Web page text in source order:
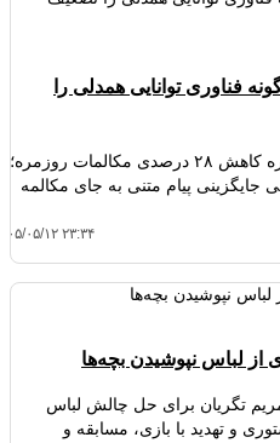
توانایی همدلی را
تحلیل گزارش نشریه آتلانتیک درباره کاهش ۲۸ درصدی مکالمات روزمره؛
پیام متنی به جای مکالمه
۱۴۰۵/۰۵/۱۲
از لباس نپوشیدن بچه‌ها
تگریان برای حل چالش لباس
و تهدید با بازی، مسابقه و